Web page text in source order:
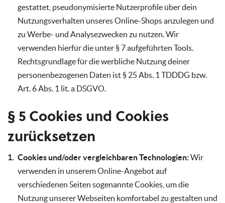
gestattet, pseudonymisierte Nutzerprofile über dein
Nutzungsverhalten unseres Online-Shops anzulegen und
zu Werbe- und Analysezwecken zu nutzen. Wir
verwenden hierfür die unter § 7 aufgeführten Tools.
Rechtsgrundlage für die werbliche Nutzung deiner
personenbezogenen Daten ist § 25 Abs. 1 TDDDG bzw.
Art. 6 Abs. 1 lit. a DSGVO.
§ 5 Cookies und Cookies
zurücksetzen
Cookies und/oder vergleichbaren Technologien:Wir
verwenden in unserem Online-Angebot auf
verschiedenen Seiten sogenannte Cookies, um die
Nutzung unserer Webseiten komfortabel zu gestalten und